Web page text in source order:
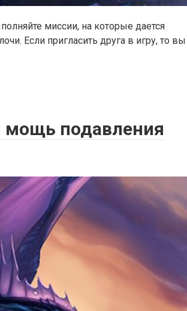
миссии, на которые дается
Если пригласить друга в игру, то вы
мощь подавления